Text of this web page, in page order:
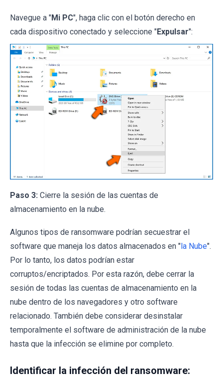
Navegue a "Mi PC", haga clic con el botón derecho en
cada dispositivo conectado y seleccione "Expulsar":
Paso 3: Cierre la sesión de las cuentas de
almacenamiento en la nube.
Algunos tipos de ransomware podrían secuestrar el
software que maneja los datos almacenados en " la Nube".
Por lo tanto, los datos podrían estar
corruptos/encriptados. Por esta razón, debe cerrar la
sesión de todas las cuentas de almacenamiento en la
nube dentro de los navegadores y otro software
relacionado. También debe considerar desinstalar
temporalmente el software de administración de la nube
hasta que la infección se elimine por completo.
Identificar la infección del ransomware: